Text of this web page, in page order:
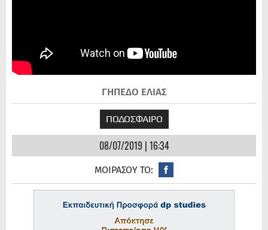
ΓΗΠΕΔΟ ΕΛΙΑΣ
ΠΟΔΟΣΦΑΙΡΟ
08/07/2019 | 16:34
ΜΟΙΡΑΣΟΥ ΤΟ: